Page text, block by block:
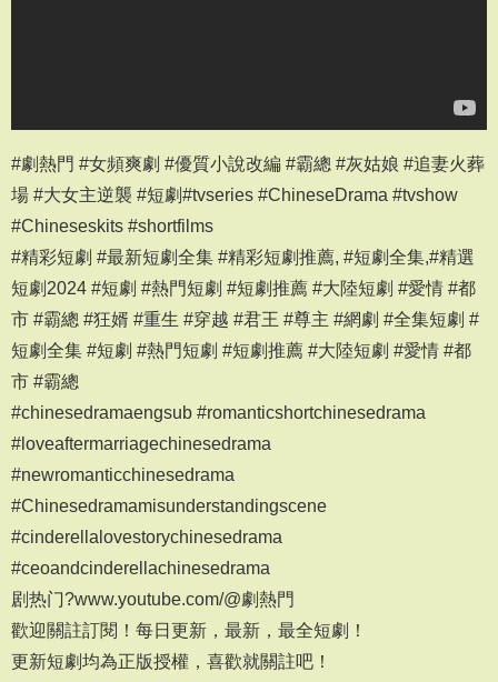
#劇熱門 #女頻爽劇 #優質小說改編 #霸總 #灰姑娘 #追妻火葬
場 #大女主逆襲 #短劇#tvseries #ChineseDrama #tvshow
#Chineseskits #shortfilms
#精彩短劇 #最新短劇全集 #精彩短劇推薦, #短劇全集,#精選
短劇2024 #短劇 #熱門短劇 #短劇推薦 #大陸短劇 #愛情 #都
市 #霸總 #狂婿 #重生 #穿越 #君王 #尊主 #網劇 #全集短劇 #
短劇全集 #短劇 #熱門短劇 #短劇推薦 #大陸短劇 #愛情 #都
市 #霸總
#chinesedramaengsub #romanticshortchinesedrama
#loveaftermarriagechinesedrama
#newromanticchinesedrama
#Chinesedramamisunderstandingscene
#cinderellalovestorychinesedrama
#ceoandcinderellachinesedrama
剧热门?www.youtube.com/@劇熱門
歡迎關註訂閱！每日更新，最新，最全短劇！
更新短劇均為正版授權，喜歡就關註吧！